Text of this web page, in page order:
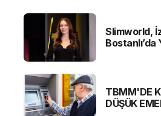
Slimworld,
Bostanlı’da
TBMM'DE
DÜŞÜK